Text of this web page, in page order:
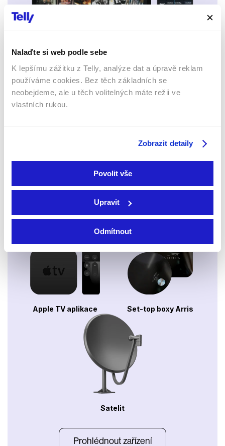
Nalaďte si web podle sebe
K lepšímu zážitku z Telly, analýze dat a úpravě reklam
používáme cookies. Bez těch základních se
neobejdeme, ale u těch volitelných máte režii ve
vlastních rukou.
Zobrazit detaily
Povolit vše
Upravit
Odmítnout
Webový prohlížeč
Xbox app
Apple TV aplikace Set-top boxy Arris
Satelit
Prohlédnout zařízení